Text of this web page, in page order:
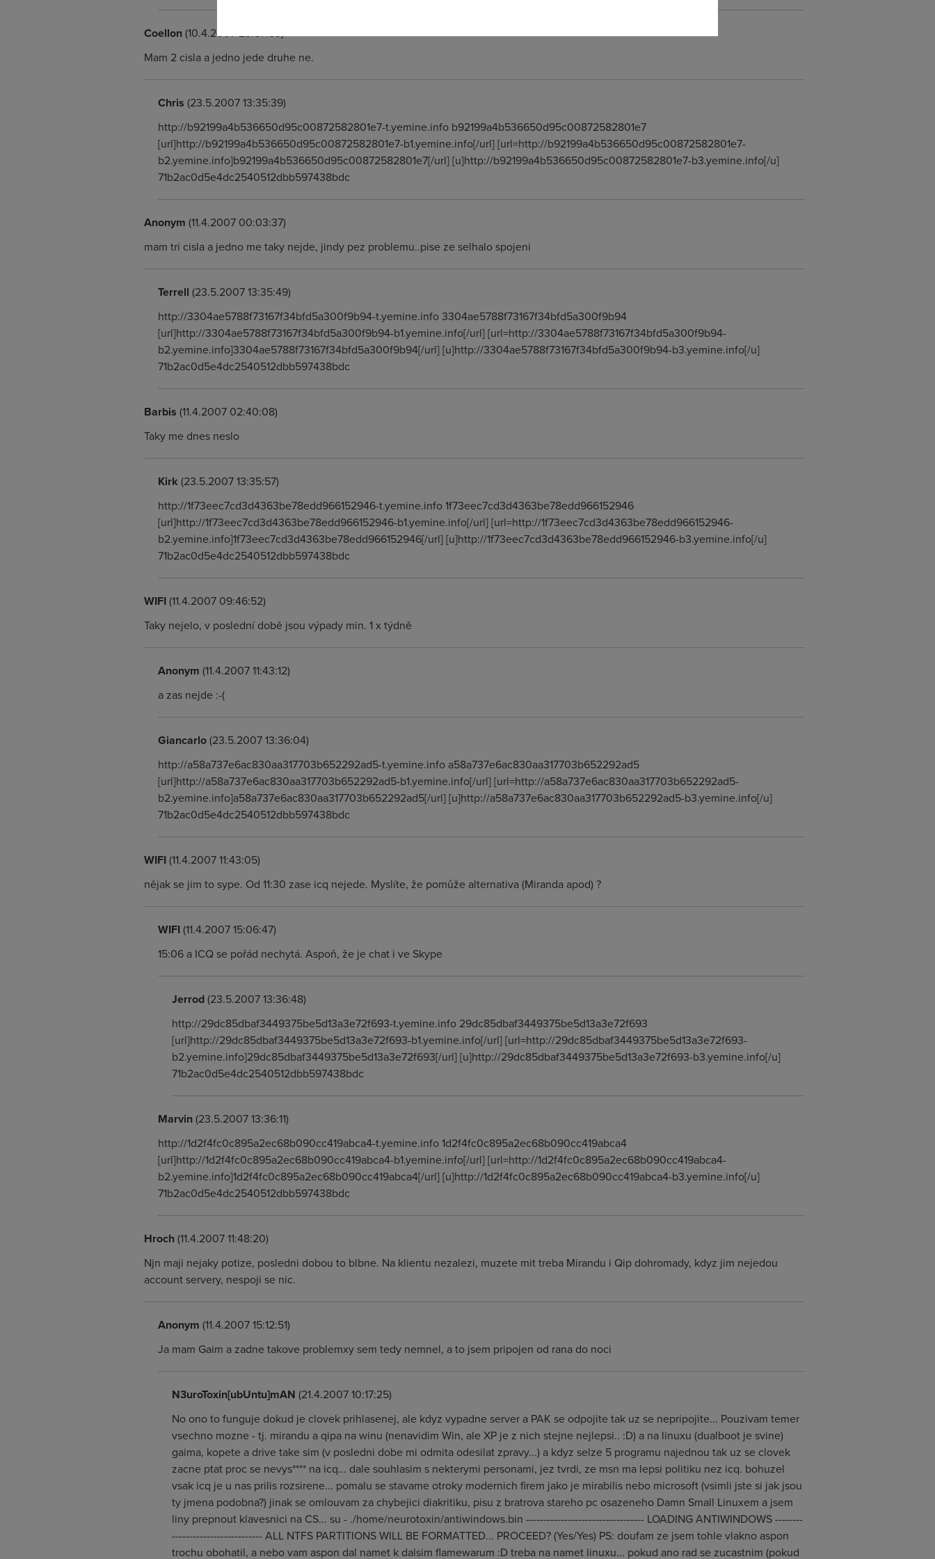
Coellon(10.4.2007 23:57:59)
Mam 2 cisla a jedno jede druhe ne.
Chris (23.5.2007 13:35:39)
http://b92199a4b536650d95c00872582801e7-t.yemine.info b92199a4b536650d95c00872582801e7
[url]http://b92199a4b536650d95c00872582801e7-b1.yemine.info[/url] [url=http://b92199a4b536650d95c00872582801e7-
b2.yemine.info]b92199a4b536650d95c00872582801e7[/url] [u]http://b92199a4b536650d95c00872582801e7-b3.yemine.info[/u]
71b2ac0d5e4dc2540512dbb597438bdc
Anonym (11.4.2007 00:03:37)
mam tri cisla a jedno me taky nejde, jindy pez problemu..pise ze selhalo spojeni
Terrell (23.5.2007 13:35:49)
http://3304ae5788f73167f34bfd5a300f9b94-t.yemine.info 3304ae5788f73167f34bfd5a300f9b94
[url]http://3304ae5788f73167f34bfd5a300f9b94-b1.yemine.info[/url] [url=http://3304ae5788f73167f34bfd5a300f9b94-
b2.yemine.info]3304ae5788f73167f34bfd5a300f9b94[/url] [u]http://3304ae5788f73167f34bfd5a300f9b94-b3.yemine.info[/u]
71b2ac0d5e4dc2540512dbb597438bdc
Barbis (11.4.2007 02:40:08)
Taky me dnes neslo
Kirk (23.5.2007 13:35:57)
http://1f73eec7cd3d4363be78edd966152946-t.yemine.info 1f73eec7cd3d4363be78edd966152946
[url]http://1f73eec7cd3d4363be78edd966152946-b1.yemine.info[/url] [url=http://1f73eec7cd3d4363be78edd966152946-
b2.yemine.info]1f73eec7cd3d4363be78edd966152946[/url] [u]http://1f73eec7cd3d4363be78edd966152946-b3.yemine.info[/u]
71b2ac0d5e4dc2540512dbb597438bdc
WIFI(11.4.2007 09:46:52)
Taky nejelo, v poslední době jsou výpady min. 1 x týdně
Anonym (11.4.2007 11:43:12)
a zas nejde :-(
Giancarlo(23.5.2007 13:36:04)
http://a58a737e6ac830aa317703b652292ad5-t.yemine.info a58a737e6ac830aa317703b652292ad5
[url]http://a58a737e6ac830aa317703b652292ad5-b1.yemine.info[/url] [url=http://a58a737e6ac830aa317703b652292ad5-
b2.yemine.info]a58a737e6ac830aa317703b652292ad5[/url] [u]http://a58a737e6ac830aa317703b652292ad5-b3.yemine.info[/u]
71b2ac0d5e4dc2540512dbb597438bdc
WIFI(11.4.2007 11:43:05)
nějak se jim to sype. Od 11:30 zase icq nejede. Myslíte, že pomůže alternativa (Miranda apod) ?
WIFI(11.4.2007 15:06:47)
15:06 a ICQ se pořád nechytá. Aspoň, že je chat i ve Skype
Jerrod(23.5.2007 13:36:48)
http://29dc85dbaf3449375be5d13a3e72f693-t.yemine.info 29dc85dbaf3449375be5d13a3e72f693
[url]http://29dc85dbaf3449375be5d13a3e72f693-b1.yemine.info[/url] [url=http://29dc85dbaf3449375be5d13a3e72f693-
b2.yemine.info]29dc85dbaf3449375be5d13a3e72f693[/url] [u]http://29dc85dbaf3449375be5d13a3e72f693-b3.yemine.info[/u]
71b2ac0d5e4dc2540512dbb597438bdc
Marvin(23.5.2007 13:36:11)
http://1d2f4fc0c895a2ec68b090cc419abca4-t.yemine.info 1d2f4fc0c895a2ec68b090cc419abca4
[url]http://1d2f4fc0c895a2ec68b090cc419abca4-b1.yemine.info[/url] [url=http://1d2f4fc0c895a2ec68b090cc419abca4-
b2.yemine.info]1d2f4fc0c895a2ec68b090cc419abca4[/url] [u]http://1d2f4fc0c895a2ec68b090cc419abca4-b3.yemine.info[/u]
71b2ac0d5e4dc2540512dbb597438bdc
Hroch(11.4.2007 11:48:20)
Njn maji nejaky potize, posledni dobou to blbne. Na klientu nezalezi, muzete mit treba Mirandu i Qip dohromady, kdyz jim nejedou
account servery, nespoji se nic.
Anonym (11.4.2007 15:12:51)
Ja mam Gaim a zadne takove problemxy sem tedy nemnel, a to jsem pripojen od rana do noci
N3uroToxin[ubUntu]mAN (21.4.2007 10:17:25)
No ono to funguje dokud je clovek prihlasenej, ale kdyz vypadne server a PAK se odpojite tak uz se nepripojite... Pouzivam temer
vsechno mozne - tj. mirandu a qipa na winu (nenavidim Win, ale XP je z nich stejne nejlepsi.. :D) a na linuxu (dualboot je svine)
gaima, kopete a drive take sim (v posledni dobe mi odmita odesilat zpravy...) a kdyz selze 5 programu najednou tak uz se clovek
zacne ptat proc se nevys**** na icq... dale souhlasim s nekterymi personami, jez tvrdi, ze msn ma lepsi politiku nez icq. bohuzel
vsak icq je u nas prilis rozsirene... pomalu se stavame otroky modernich firem jako je mirabilis nebo microsoft (vsimli jste si jak jsou
ty jmena podobna?) jinak se omlouvam za chybejici diakritiku, pisu z bratrova stareho pc osazeneho Damn Small Linuxem a jsem
liny prepnout klavesnici na CS... su - ./home/neurotoxin/antiwindows.bin ---------------------------------- LOADING ANTIWINDOWS --------
-------------------------- ALL NTFS PARTITIONS WILL BE FORMATTED... PROCEED? (Yes/Yes) PS: doufam ze jsem tohle vlakno aspon
trochu obohatil, a nebo vam aspon dal namet k dalsim flamewarum :D treba na namet linuxu... pokud ano rad se zucastnim (pokud